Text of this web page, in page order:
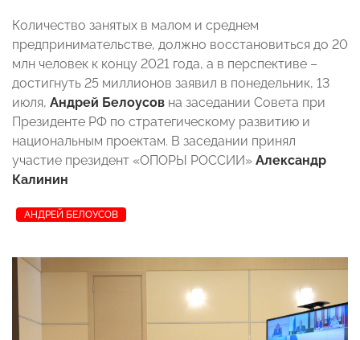
Количество занятых в малом и среднем
предпринимательстве, должно восстановиться до 20
млн человек к концу 2021 года, а в перспективе –
достигнуть 25 миллионов заявил в понедельник, 13
июля, Андрей Белоусов на заседании Совета при
Президенте РФ по стратегическому развитию и
национальным проектам. В заседании принял
участие президент «ОПОРЫ РОССИИ» Александр
Калинин
АНДРЕЙ БЕЛОУСОВ